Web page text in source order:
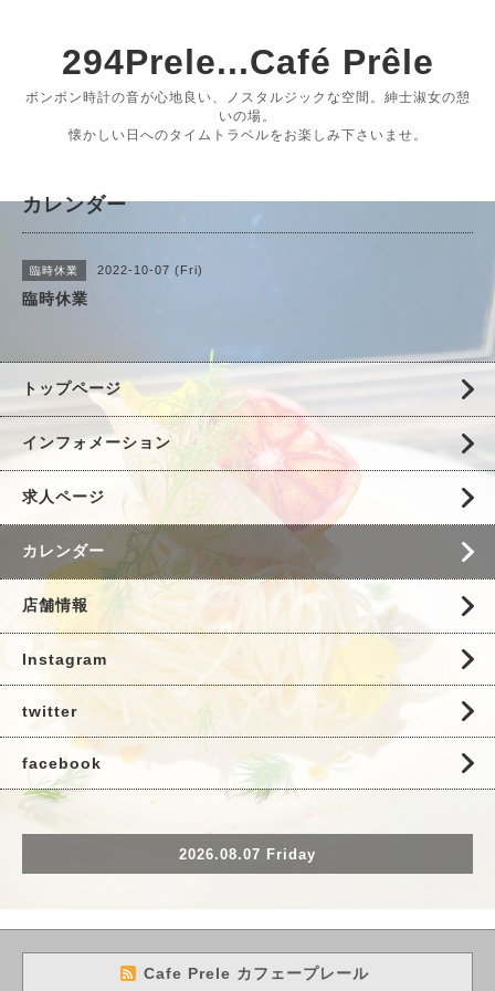
294Prele...Café Prêle
ボンボン時計の音が心地良い、ノスタルジックな空間。紳士淑女の憩
いの場。
懐かしい日へのタイムトラベルをお楽しみ下さいませ。
カレンダー
臨時休業 2022-10-07 (Fri)
臨時休業
トップページ
インフォメーション
求人ページ
カレンダー
店舗情報
Instagram
twitter
facebook
2026.08.07 Friday
Cafe Prele カフェープレール